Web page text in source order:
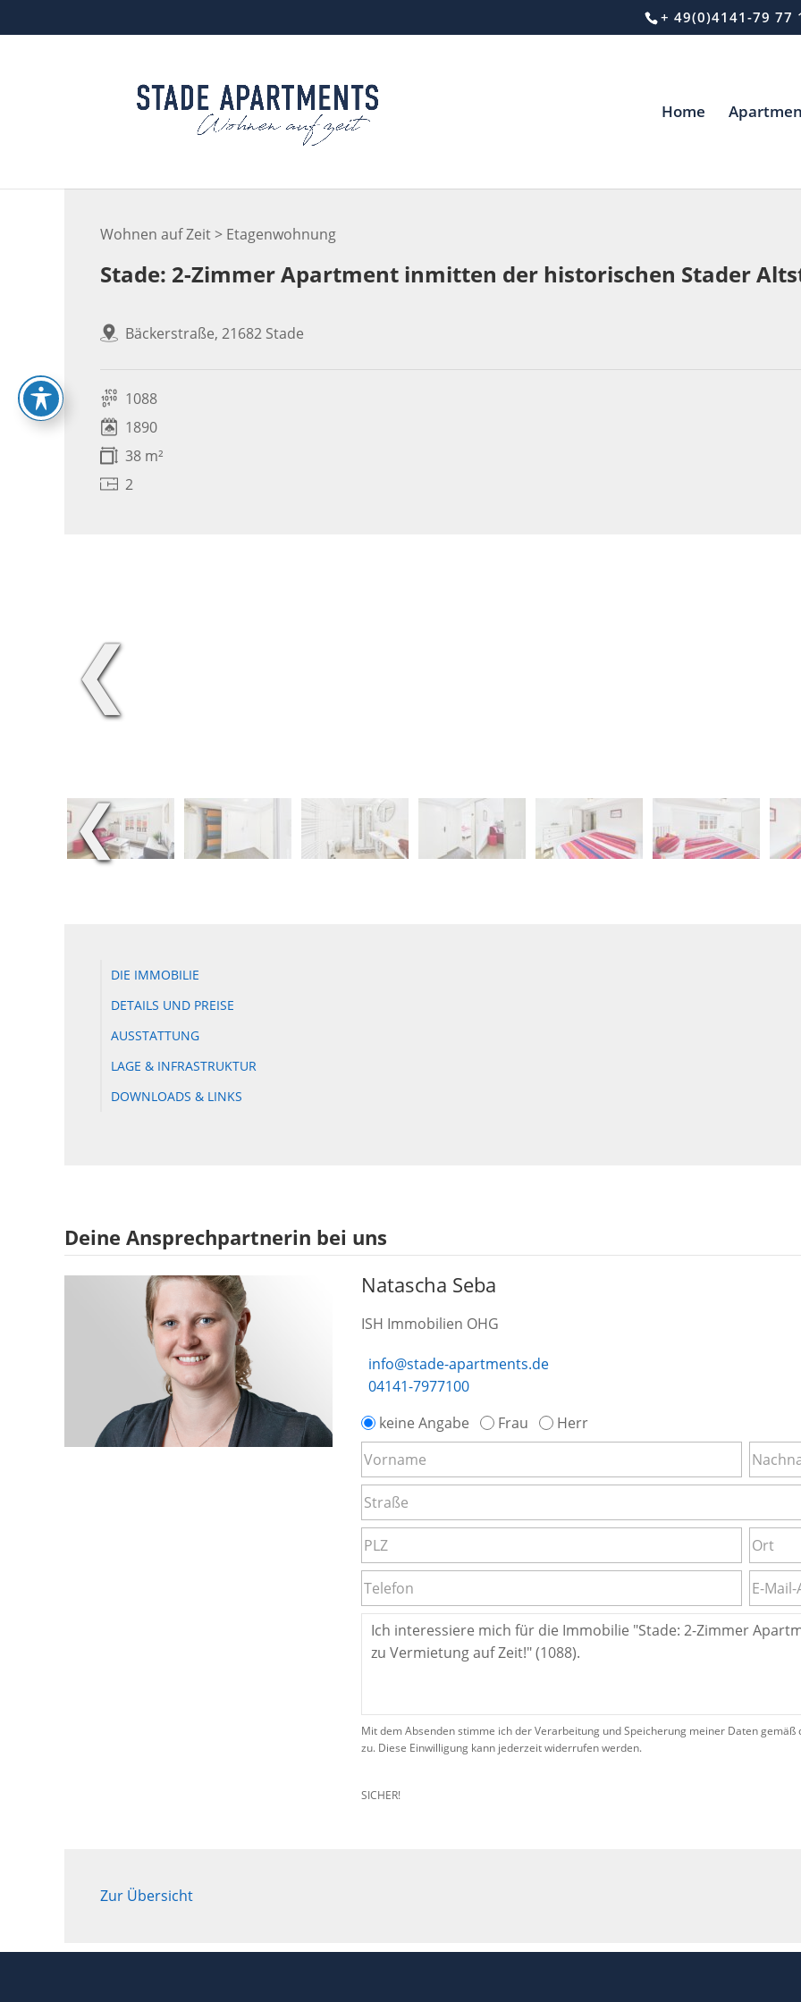
+ 49(0)4141-79 77
Home
Wohnen auf Zeit > Etagenwohnung
Stade: 2-Zimmer Apartment inmitten der historischen Stader
Bäckerstraße, 21682 Stade
1088
1890
38 m²
2
❮
❮
DIE IMMOBILIE
DETAILS UND PREISE
AUSSTATTUNG
LAGE & INFRASTRUKTUR
DOWNLOADS & LINKS
Deine Ansprechpartnerin bei uns
Natascha Seba
ISH Immobilien OHG
info@stade-apartments.de
04141-7977100
keine Angabe
Frau Herr
Mit dem Absenden stimme ich der Verarbeitung und Speicherung meiner Daten
zu. Diese Einwilligung kann jederzeit widerrufen werden.
SICHER!
Zur Übersicht